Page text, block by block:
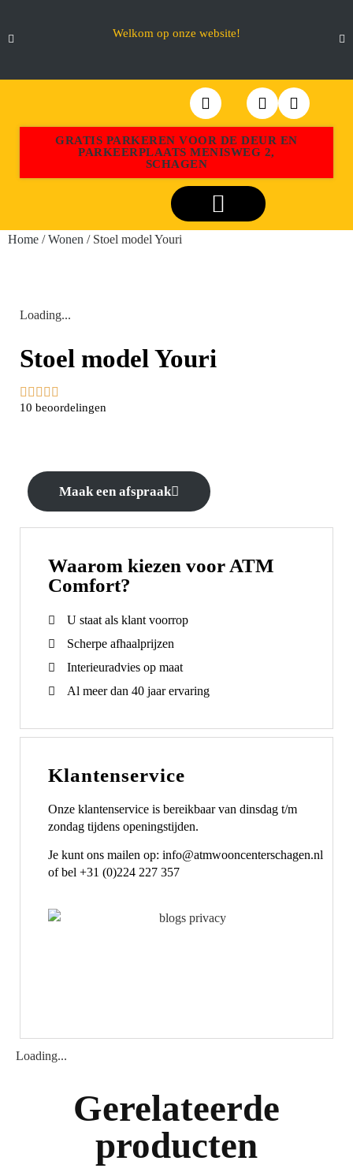
Welkom op onze website!
GRATIS PARKEREN VOOR DE DEUR EN
PARKEERPLAATS MENISWEG 2,
SCHAGEN
Home /Wonen / Stoel model Youri
Loading...
Stoel model Youri
    
10 beoordelingen
Maak een afspraak
Waarom kiezen voor ATM
Comfort?
U staat als klant voorrop
Scherpe afhaalprijzen
Interieuradvies op maat
Al meer dan 40 jaar ervaring
Klantenservice
Onze klantenservice is bereikbaar van dinsdag t/m
zondag tijdens openingstijden.
Je kunt ons mailen op: info@atmwooncenterschagen.nl
of bel +31 (0)224 227 357
Loading...
Gerelateerde
producten